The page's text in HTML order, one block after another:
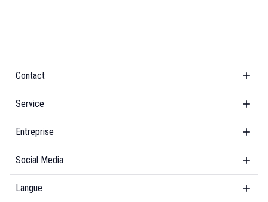
Contact
Service
Entreprise
Social Media
Langue